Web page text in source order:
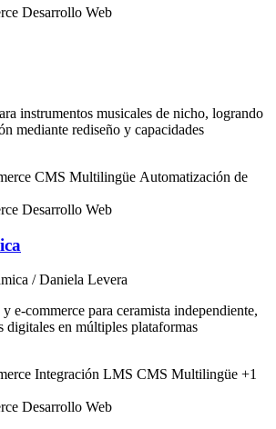
Desarrollo Web
instrumentos musicales de nicho, logrando
mediante rediseño y capacidades
CMS Multilingüe Automatización de
Desarrollo Web
/ Daniela Levera
e-commerce para ceramista independiente,
digitales en múltiples plataformas
Integración LMS CMS Multilingüe +1
Desarrollo Web